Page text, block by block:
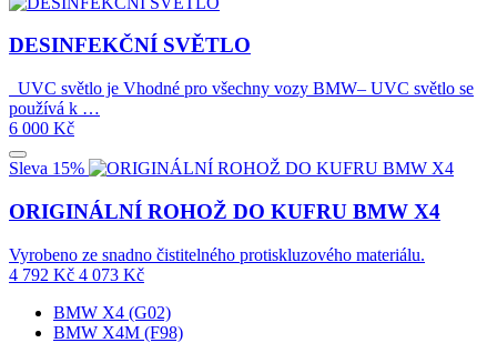
DESINFEKČNÍ SVĚTLO
UVC světlo je Vhodné pro všechny vozy BMW– UVC světlo se
používá k …
6 000 Kč
Sleva 15%
ORIGINÁLNÍ ROHOŽ DO KUFRU BMW X4
Vyrobeno ze snadno čistitelného protiskluzového materiálu.
4 792 Kč 4 073 Kč
BMW X4 (G02)
BMW X4M (F98)